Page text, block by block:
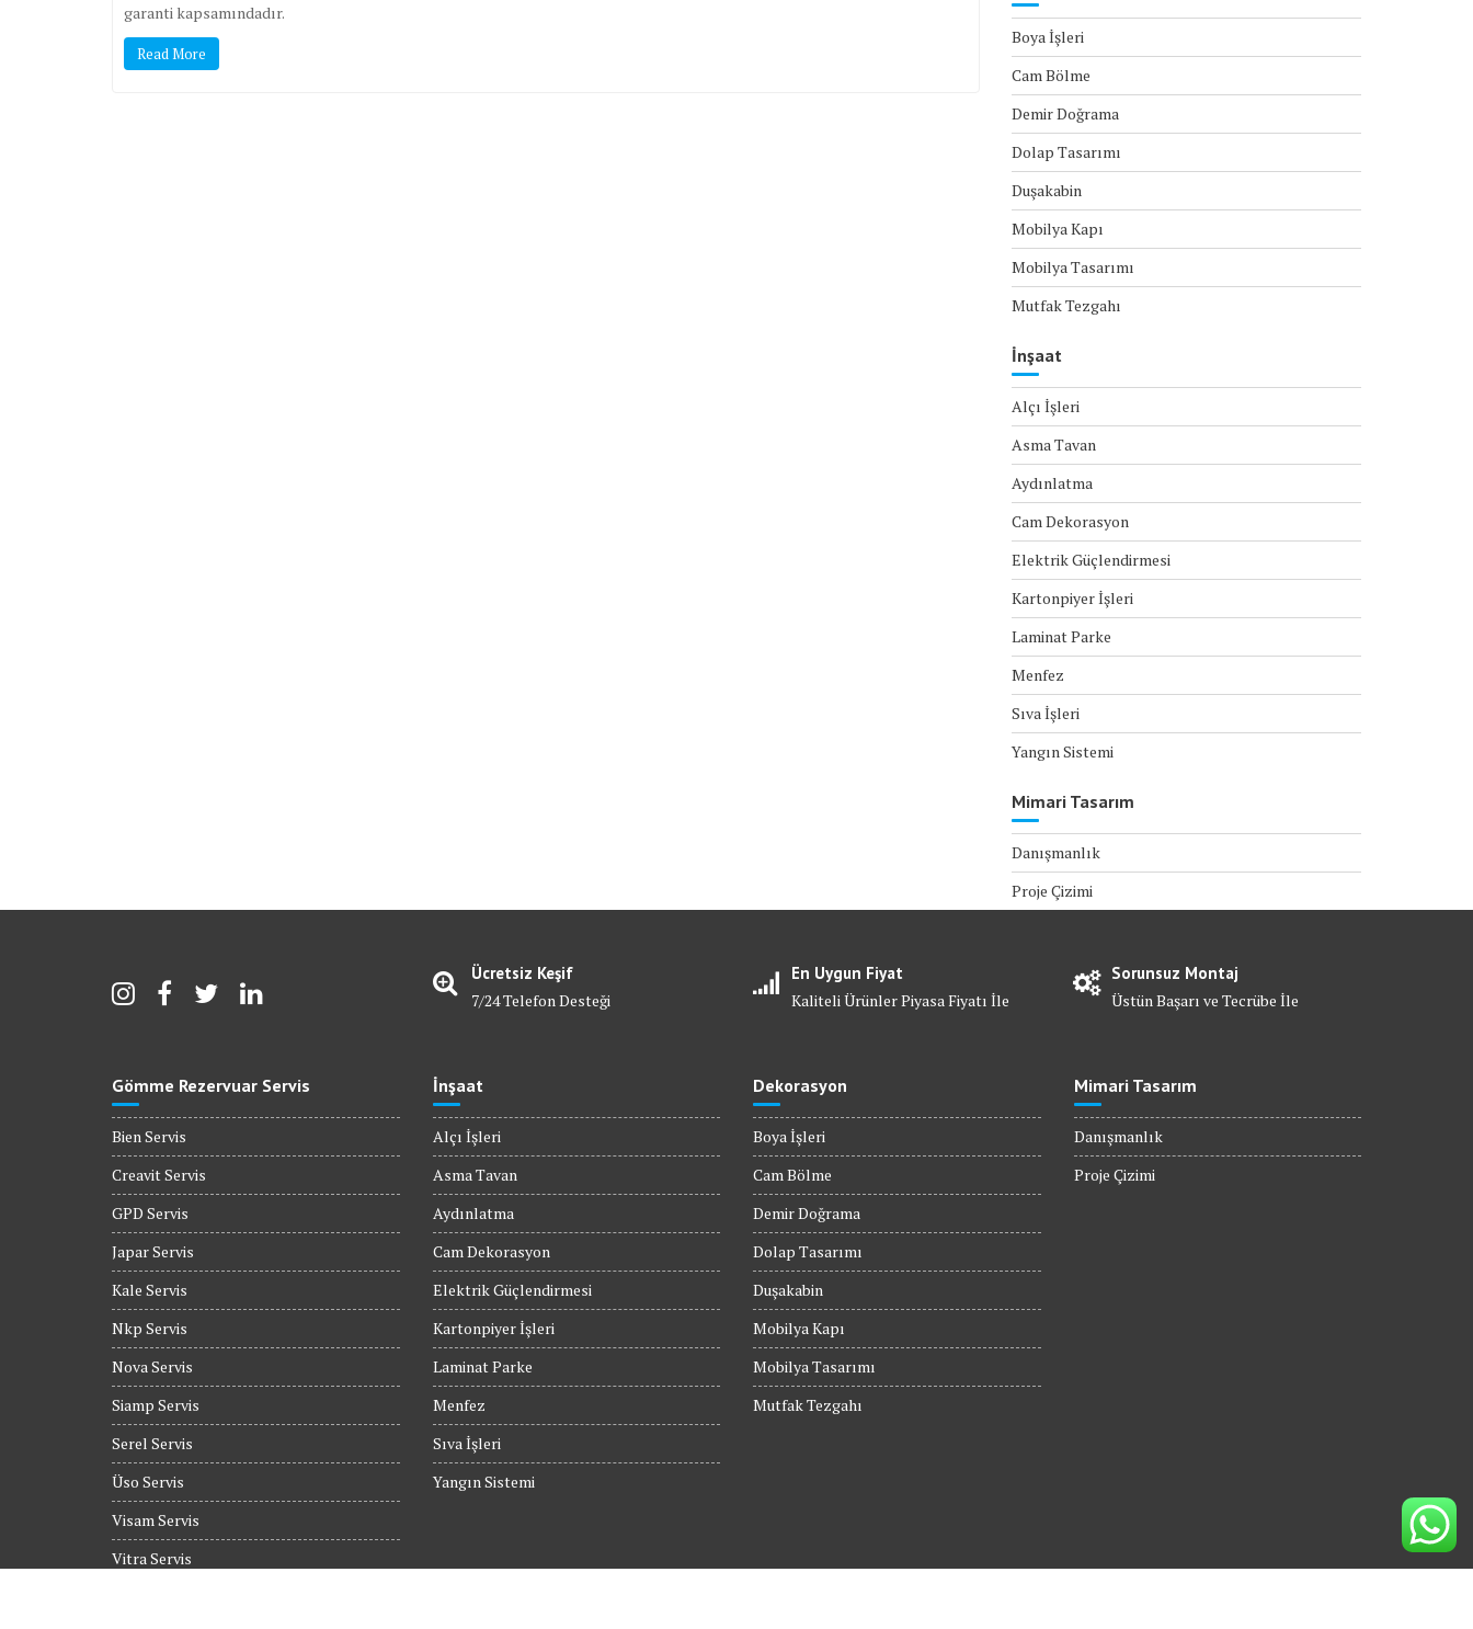
garanti kapsamındadır.
Read More
Boya İşleri
Cam Bölme
Demir Doğrama
Dolap Tasarımı
Duşakabin
Mobilya Kapı
Mobilya Tasarımı
Mutfak Tezgahı
İnşaat
Alçı İşleri
Asma Tavan
Aydınlatma
Cam Dekorasyon
Elektrik Güçlendirmesi
Kartonpiyer İşleri
Laminat Parke
Menfez
Sıva İşleri
Yangın Sistemi
Mimari Tasarım
Danışmanlık
Proje Çizimi
Ücretsiz Keşif
7/24 Telefon Desteği
En Uygun Fiyat
Kaliteli Ürünler Piyasa Fiyatı İle
Sorunsuz Montaj
Üstün Başarı ve Tecrübe İle
Gömme Rezervuar Servis
Bien Servis
Creavit Servis
GPD Servis
Japar Servis
Kale Servis
Nkp Servis
Nova Servis
Siamp Servis
Serel Servis
Üso Servis
Visam Servis
Vitra Servis
İnşaat
Alçı İşleri
Asma Tavan
Aydınlatma
Cam Dekorasyon
Elektrik Güçlendirmesi
Kartonpiyer İşleri
Laminat Parke
Menfez
Sıva İşleri
Yangın Sistemi
Dekorasyon
Boya İşleri
Cam Bölme
Demir Doğrama
Dolap Tasarımı
Duşakabin
Mobilya Kapı
Mobilya Tasarımı
Mutfak Tezgahı
Mimari Tasarım
Danışmanlık
Proje Çizimi